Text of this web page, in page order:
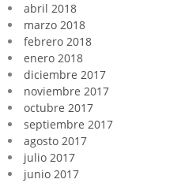
abril 2018
marzo 2018
febrero 2018
enero 2018
diciembre 2017
noviembre 2017
octubre 2017
septiembre 2017
agosto 2017
julio 2017
junio 2017